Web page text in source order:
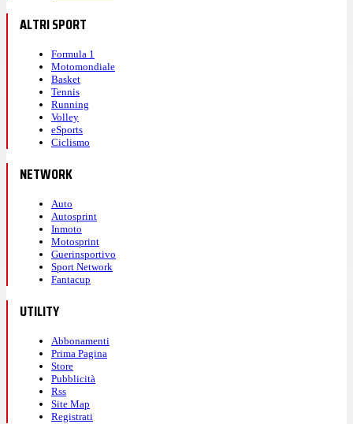
ALTRI SPORT
Formula 1
Motomondiale
Basket
Tennis
Running
Volley
eSports
Ciclismo
NETWORK
Auto
Autosprint
Inmoto
Motosprint
Guerinsportivo
Sport Network
Fantacup
UTILITY
Abbonamenti
Prima Pagina
Store
Pubblicità
Rss
Site Map
Registrati